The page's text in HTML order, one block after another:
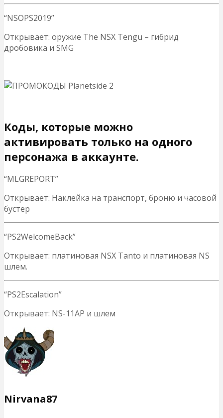
“NSOPS2019”
Открывает: оружие The NSX Tengu – гибрид
дробовика и SMG
Коды, которые можно
активировать только на одного
персонажа в аккаунте.
“MLGREPORT”
Открывает: Наклейка на транспорт, броню и часовой
бустер
“PS2WelcomeBack”
Открывает: платиновая NSX Tanto и платиновая NS
шлем.
“PS2Escalation”
Открывает: NS-11AP и шлем
Nirvana87